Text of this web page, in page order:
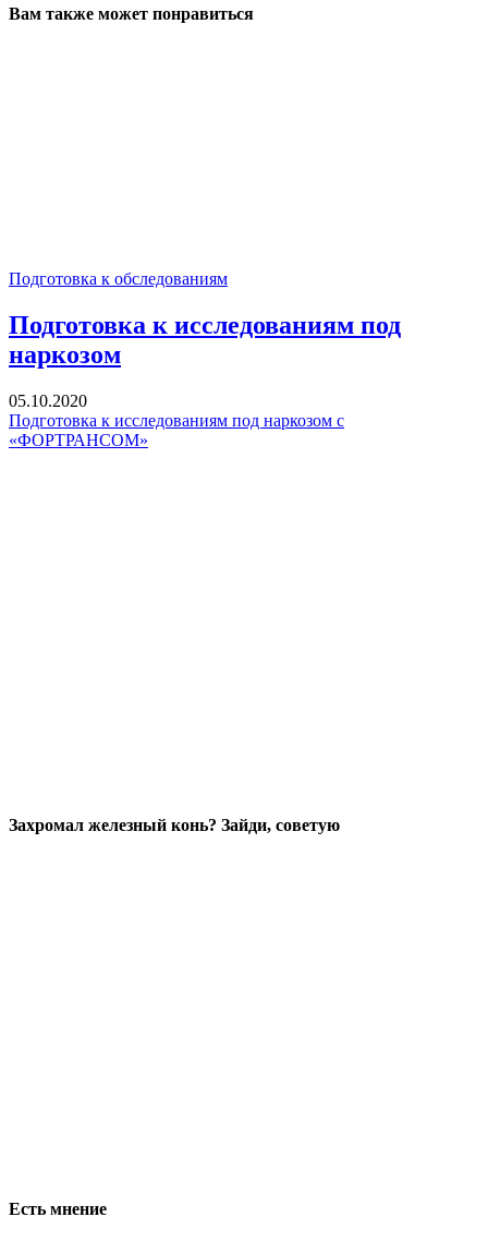
Вам также может понравиться
Подготовка к обследованиям
Подготовка к исследованиям под
наркозом
05.10.2020
Подготовка к исследованиям под наркозом с
«ФОРТРАНСОМ»
Захромал железный конь? Зайди, советую
Есть мнение